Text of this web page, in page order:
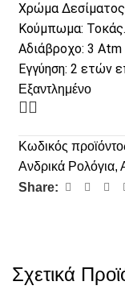
Χρώμα
Κούμπωμα: Τοκάς.
Αδιάβροχο: 3
Εγγύηση: 2 ετών
Εξαντλημένο
Κωδικός
Ανδρικά Ρολόγια,
Share:
Σχετικά